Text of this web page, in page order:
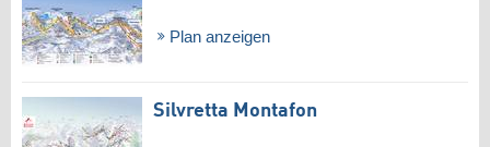
Plan anzeigen
Silvretta Montafon